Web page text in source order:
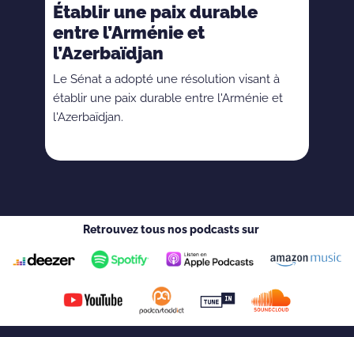
Établir une paix durable
entre l’Arménie et
l’Azerbaïdjan
Le Sénat a adopté une résolution visant à
établir une paix durable entre l'Arménie et
l'Azerbaïdjan.
Retrouvez tous nos podcasts sur